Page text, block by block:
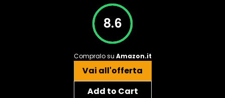
8.6
Compralo su Amazon.it
Vai all'offerta
Add to Cart